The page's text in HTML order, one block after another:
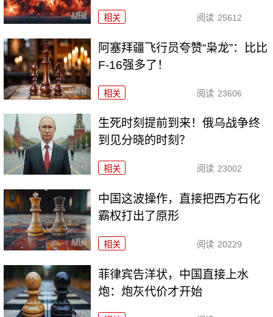
相关 阅读 25612
阿塞拜疆飞行员夸赞“枭龙”：比比
F-16强多了！
相关 阅读 23606
生死时刻提前到来！俄乌战争终
到见分晓的时刻？
相关 阅读 23002
中国这波操作，直接把西方石化
霸权打出了原形
相关 阅读 20229
菲律宾告洋状，中国直接上水
炮：炮灰代价才开始